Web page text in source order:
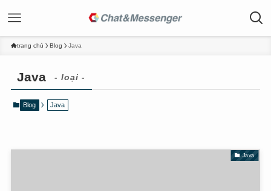
trang chủ Blog Java
Java - loại -
Blog Java
Java